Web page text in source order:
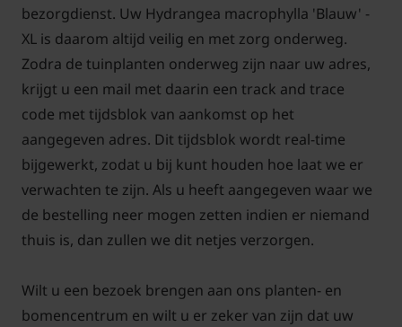
bezorgdienst. Uw Hydrangea macrophylla 'Blauw' -
XL is daarom altijd veilig en met zorg onderweg.
Zodra de tuinplanten onderweg zijn naar uw adres,
krijgt u een mail met daarin een track and trace
code met tijdsblok van aankomst op het
aangegeven adres. Dit tijdsblok wordt real-time
bijgewerkt, zodat u bij kunt houden hoe laat we er
verwachten te zijn. Als u heeft aangegeven waar we
de bestelling neer mogen zetten indien er niemand
thuis is, dan zullen we dit netjes verzorgen.
Wilt u een bezoek brengen aan ons planten- en
bomencentrum en wilt u er zeker van zijn dat uw